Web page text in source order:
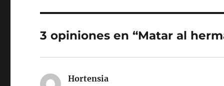
3 opiniones en “Matar al
Hortensia